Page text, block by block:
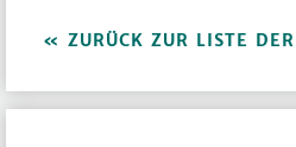
ZURÜCK ZUR LISTE